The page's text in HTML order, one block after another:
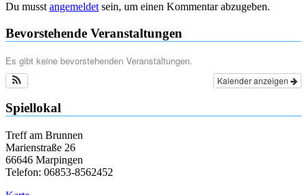
Du musst angemeldet sein, um einen Kommentar abzugeben.
Bevorstehende Veranstaltungen
Es gibt keine bevorstehenden Veranstaltungen.
Kalender anzeigen
Spiellokal
Treff am Brunnen
Marienstraße 26
66646 Marpingen
Telefon: 06853-8562452